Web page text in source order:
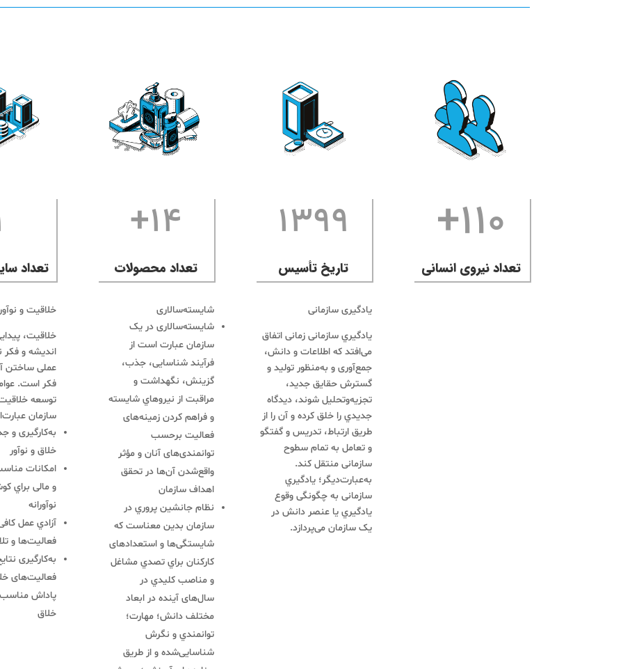
تعداد
خلاقیت و
خلاقیت،
اندیشه و فکر
عملی ساختن
فکر است.
توسعه
سازمان
به‌کارگیری و
خلاق و نوآور
امکانات
و مالی براي
نوآورانه
آزادي عمل
فعالیت‌ها و
به‌کارگیری
فعالیت‌های
پاداش مناسب
خلاق
14+
تعداد محصولات
شایسته‌سالاری
شایسته‌سالاری در یک
سازمان عبارت است از
فرآیند شناسایی، جذب،
گزینش، نگهداشت و
مراقبت از نیروهاي شایسته
و فراهم کردن زمینه‌های
فعالیت برحسب
توانمندی‌های آنان و مؤثر
واقع‌شدن آن‌ها در تحقق
اهداف سازمان
نظام جانشین پروري در
سازمان بدین معناست که
شایستگی‌ها و استعدادهای
کارکنان براي تصدي مشاغل
و مناصب کلیدي در
سال‌های آینده در ابعاد
مختلف دانش؛ مهارت؛
توانمندي و نگرش
شناسایی‌شده و از طریق
1399
تاریخ تأسیس
یادگیری سازمانی
یادگیري سازمانی زمانی اتفاق
می‌افتد که اطلاعات و دانش،
جمع‌آوری و به‌منظور تولید و
گسترش حقایق جدید،
تجزیه‌وتحلیل شوند، دیدگاه
جدیدي را خلق کرده و آن را از
طریق ارتباط، تدریس و گفتگو
و تعامل به تمام سطوح
سازمانی منتقل کند.
به‌عبارت‌دیگر؛ یادگیري
سازمانی به چگونگی وقوع
یادگیري یا عنصر دانش در
یک سازمان می‌پردازد.
110+
تعداد نیروی انسانی